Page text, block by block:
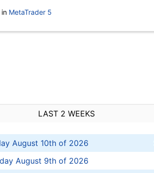
MetaTrader 5
LAST 2 WEEKS
August 10th of 2026
August 9th of 2026